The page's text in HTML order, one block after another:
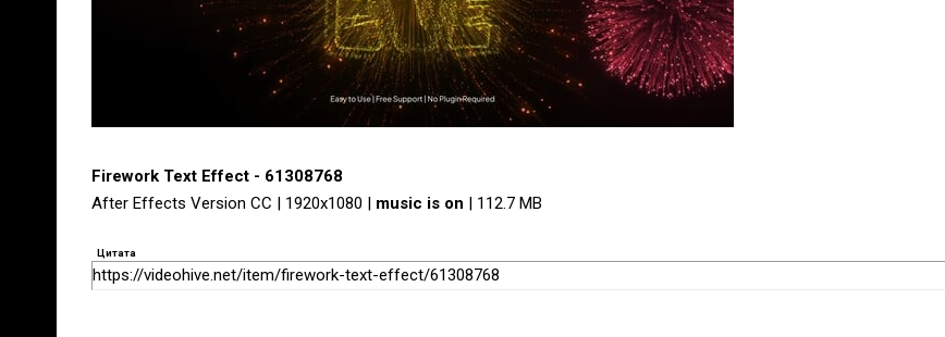
Firework Text Effect - 61308768
After Effects Version CC | 1920x1080 | music is on | 112.7 MB
Цитата
https://videohive.net/item/firework-text-effect/61308768